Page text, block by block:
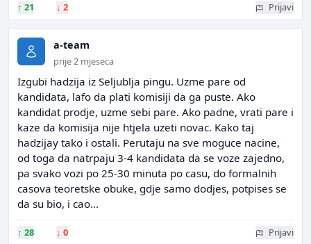
↑ 21 ↓ 2 Prijavi
a-team
prije 2 mjeseca
Izgubi hadzija iz Seljublja pingu. Uzme pare od
kandidata, lafo da plati komisiji da ga puste. Ako
kandidat prodje, uzme sebi pare. Ako padne, vrati pare i
kaze da komisija nije htjela uzeti novac. Kako taj
hadzijay tako i ostali. Perutaju na sve moguce nacine,
od toga da natrpaju 3-4 kandidata da se voze zajedno,
pa svako vozi po 25-30 minuta po casu, do formalnih
casova teoretske obuke, gdje samo dodjes, potpises se
da su bio, i cao...
↑ 28 ↓ 0 Prijavi